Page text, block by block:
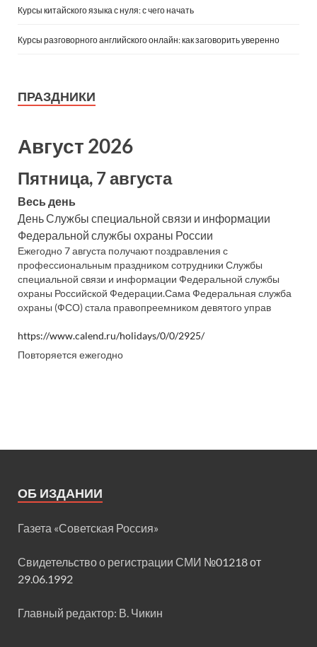
Курсы китайского языка с нуля: с чего начать
Курсы разговорного английского онлайн: как заговорить уверенно
ПРАЗДНИКИ
Август 2026
Пятница, 7 августа
Весь день
День Службы специальной связи и информации
Федеральной службы охраны России
Ежегодно 7 августа получают поздравления с
профессиональным праздником сотрудники Службы
специальной связи и информации Федеральной службы
охраны Российской Федерации.Сама Федеральная служба
охраны (ФСО) стала правопреемником девятого управ
https://www.calend.ru/holidays/0/0/2925/
Повторяется ежегодно
ОБ ИЗДАНИИ
Газета «Советская Россия»
Свидетельство о регистрации СМИ №01218 от
29.06.1992
Главный редактор: В. Чикин